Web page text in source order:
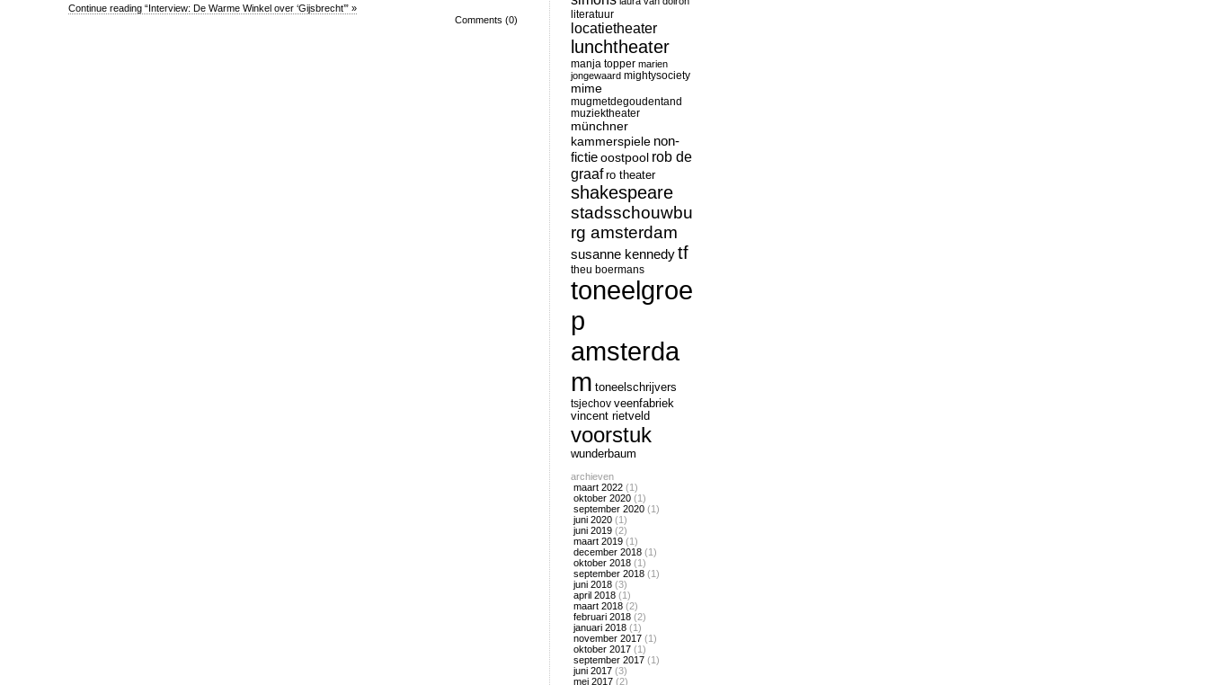
Continue reading “Interview: De Warme Winkel over ‘Gijsbrecht’” »
Comments (0)
literatuur
locatietheater
lunchtheater
manja topper marien
jongewaard mightysociety
mime
mugmetdegoudentand
muziektheater
münchner
kammerspiele non-
fictieoostpool rob de
graaf ro theater
shakespeare
stadsschouwbu
rg amsterdam
susanne kennedytf
theu boermans
toneelgroe
p
amsterda
m toneelschrijvers
tsjechov veenfabriek
vincent rietveld
voorstuk
wunderbaum
archieven
maart 2022 (1)
oktober 2020 (1)
september 2020 (1)
juni 2020 (1)
juni 2019 (2)
maart 2019 (1)
december 2018 (1)
oktober 2018 (1)
september 2018 (1)
juni 2018 (3)
april 2018 (1)
maart 2018 (2)
februari 2018 (2)
januari 2018 (1)
november 2017 (1)
oktober 2017 (1)
september 2017 (1)
juni 2017 (3)
mei 2017 (2)